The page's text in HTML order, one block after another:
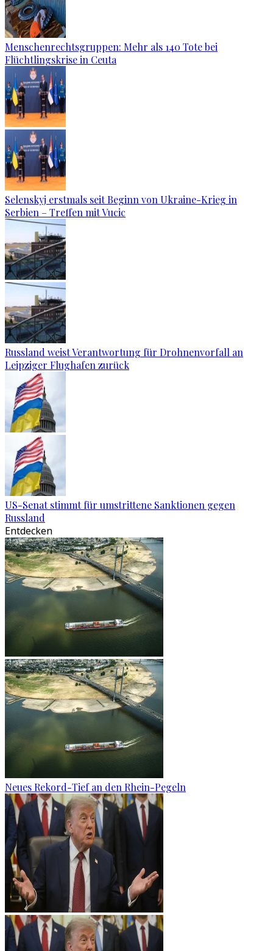
Menschenrechtsgruppen: Mehr als 140 Tote bei
Flüchtlingskrise in Ceuta
Selenskyj erstmals seit Beginn von Ukraine-Krieg in
Serbien – Treffen mit Vucic
Russland weist Verantwortung für Drohnenvorfall an
Leipziger Flughafen zurück
US-Senat stimmt für umstrittene Sanktionen gegen
Russland
Entdecken
Neues Rekord-Tief an den Rhein-Pegeln